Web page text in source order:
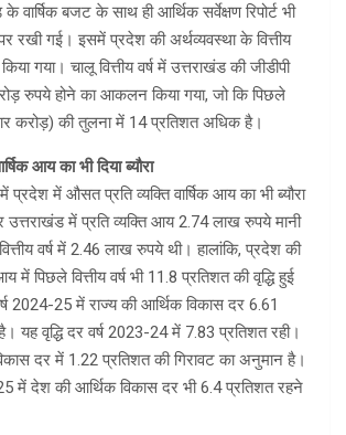
वार्षिक बजट के साथ ही आर्थिक सर्वेक्षण रिपोर्ट भी
रखी गई। इसमें प्रदेश की अर्थव्यवस्था के वित्तीय
गया। चालू वित्तीय वर्ष में उत्तराखंड की जीडीपी
रुपये होने का आकलन किया गया, जो कि पिछले
करोड़) की तुलना में 14 प्रतिशत अधिक है।
आय का भी दिया ब्यौरा
प्रदेश में औसत प्रति व्यक्ति वार्षिक आय का भी ब्यौरा
उत्तराखंड में प्रति व्यक्ति आय 2.74 लाख रुपये मानी
वर्ष में 2.46 लाख रुपये थी। हालांकि, प्रदेश की
में पिछले वित्तीय वर्ष भी 11.8 प्रतिशत की वृद्धि हुई
2024-25 में राज्य की आर्थिक विकास दर 6.61
यह वृद्धि दर वर्ष 2023-24 में 7.83 प्रतिशत रही।
दर में 1.22 प्रतिशत की गिरावट का अनुमान है।
में देश की आर्थिक विकास दर भी 6.4 प्रतिशत रहने